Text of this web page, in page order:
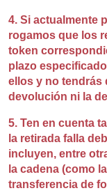
4. Si actualmente
rogamos que los
token
plazo
ellos y no tendrás
devolución ni la
5. Ten en cuenta
la retirada falla
incluyen, entre
la cadena (como
transferencia de